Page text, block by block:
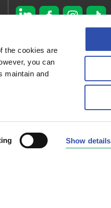
the cookies are
you can
maintain and
Show details